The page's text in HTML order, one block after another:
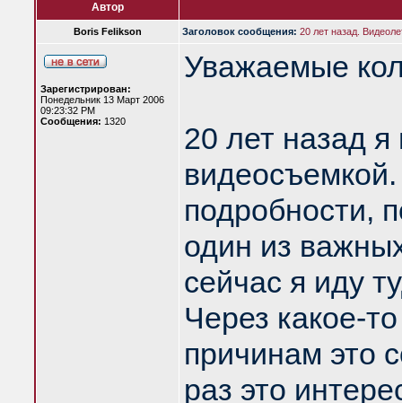
Автор
Boris Felikson Заголовок сообщения: 20 лет назад.
Зарегистрирован:
Понедельник 13 Март 2006
09:23:32 PM
Сообщения: 1320
Уважаемые
20 лет назад я
подробности,
один из
сейчас я иду
Через какое-
причинам это
раз это